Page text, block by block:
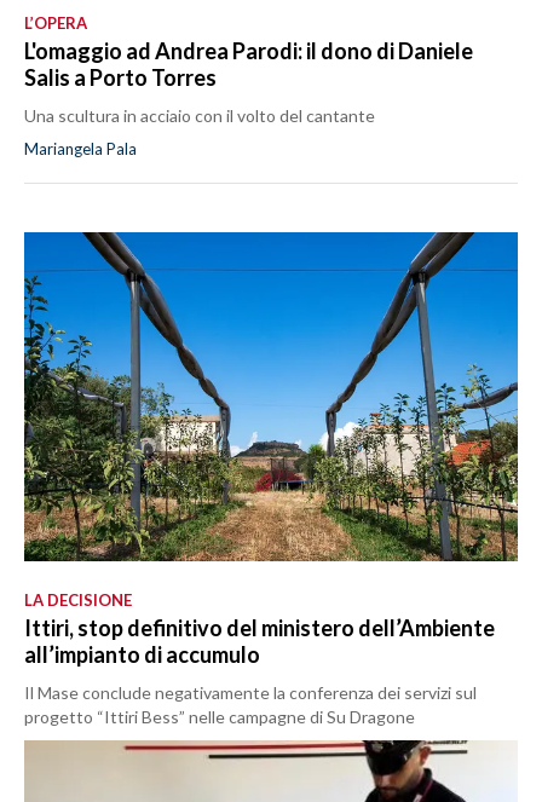
L’OPERA
L'omaggio ad Andrea Parodi: il dono di Daniele
Salis a Porto Torres
Una scultura in acciaio con il volto del cantante
Mariangela Pala
LA DECISIONE
Ittiri, stop definitivo del ministero dell’Ambiente
all’impianto di accumulo
Il Mase conclude negativamente la conferenza dei servizi sul
progetto “Ittiri Bess” nelle campagne di Su Dragone